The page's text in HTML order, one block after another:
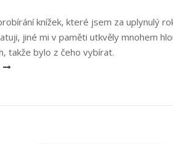
knížek, které jsem za uplynulý
jiné mi v paměti utkvěly mnohem
takže bylo z čeho vybírat.